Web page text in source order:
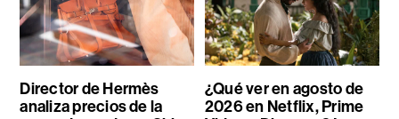
Director de Hermès
analiza precios de la
¿Qué ver en agosto de
2026 en Netflix, Prime